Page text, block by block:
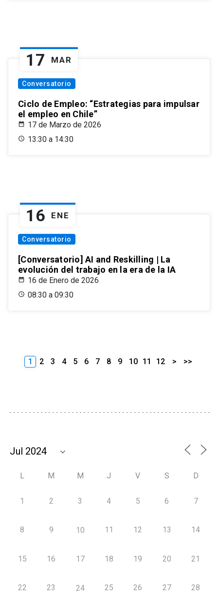
17 MAR
Conversatorio
Ciclo de Empleo: “Estrategias para impulsar
el empleo en Chile”
17 de Marzo de 2026
13:30 a 14:30
16 ENE
Conversatorio
[Conversatorio] AI and Reskilling | La
evolución del trabajo en la era de la IA
16 de Enero de 2026
08:30 a 09:30
1 2 3 4 5 6 7 8 9 10 11 12 > >>
L M M J V S D
1 2 3 4 5 6 7
8 9 10 11 12 13 14
15 16 17 18 19 20 21
22 23 24 25 26 27 28